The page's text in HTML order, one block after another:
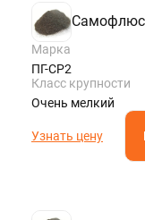
Марка
ПГ-СР2
Класс крупности
Очень мелкий
Узнать цену